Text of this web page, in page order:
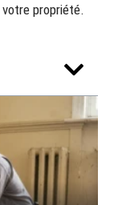
propriété.